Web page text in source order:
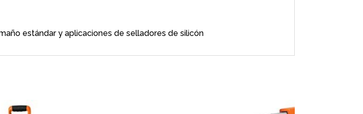
estándar y aplicaciones de selladores de silicón